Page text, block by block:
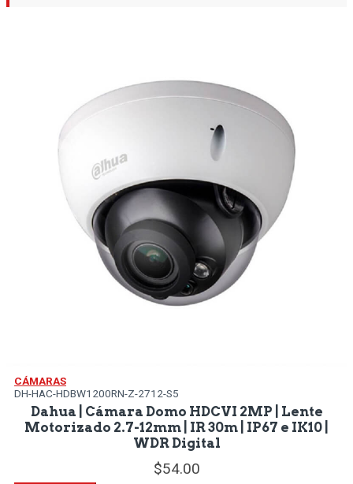
CÁMARAS
DH-HAC-HDBW1200RN-Z-2712-S5
Dahua | Cámara Domo HDCVI 2MP | Lente
Motorizado 2.7-12mm | IR 30m | IP67 e IK10 |
WDR Digital
54.00